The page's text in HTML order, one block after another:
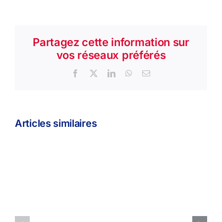
Partagez cette information sur
vos réseaux préférés
Facebook
X LinkedInWhatsApp
Email
Articles similaires